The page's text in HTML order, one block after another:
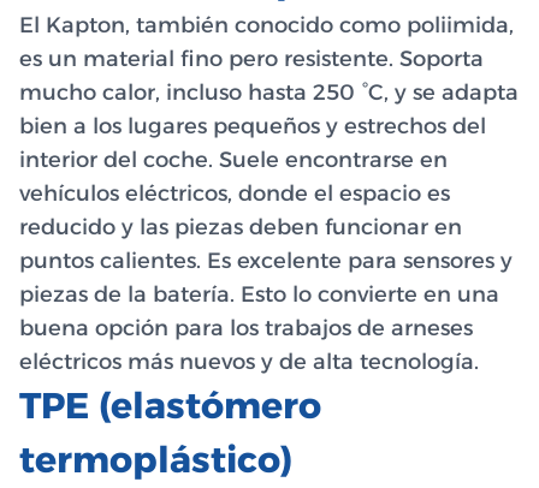
El Kapton, también conocido como poliimida,
es un material fino pero resistente. Soporta
mucho calor, incluso hasta 250 °C, y se adapta
bien a los lugares pequeños y estrechos del
interior del coche. Suele encontrarse en
vehículos eléctricos, donde el espacio es
reducido y las piezas deben funcionar en
puntos calientes. Es excelente para sensores y
piezas de la batería. Esto lo convierte en una
buena opción para los trabajos de arneses
eléctricos más nuevos y de alta tecnología.
TPE (elastómero
termoplástico)